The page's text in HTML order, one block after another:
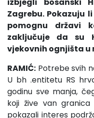
Zagrebu. Pokazuju
pomognu državi
zaključuje da su
vjekovnih ognjišta
RAMIĆ: Potrebe svih
U bh .entitetu RS
godinu sve manja,
koji žive van granica
pokazali interes